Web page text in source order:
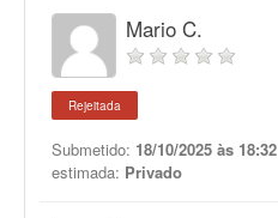
Mario C.
Rejeitada
Submetido: 18/10/2025 às 18:32
estimada: Privado